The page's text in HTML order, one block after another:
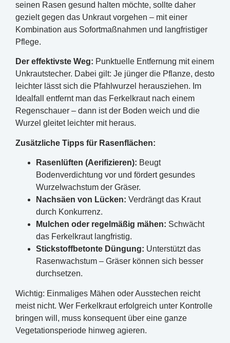
seinen Rasen gesund halten möchte, sollte daher
gezielt gegen das Unkraut vorgehen – mit einer
Kombination aus Sofortmaßnahmen und langfristiger
Pflege.
Der effektivste Weg: Punktuelle Entfernung mit einem
Unkrautstecher. Dabei gilt: Je jünger die Pflanze, desto
leichter lässt sich die Pfahlwurzel herausziehen. Im
Idealfall entfernt man das Ferkelkraut nach einem
Regenschauer – dann ist der Boden weich und die
Wurzel gleitet leichter mit heraus.
Zusätzliche Tipps für Rasenflächen:
Rasenlüften (Aerifizieren): Beugt
Bodenverdichtung vor und fördert gesundes
Wurzelwachstum der Gräser.
Nachsäen von Lücken: Verdrängt das Kraut
durch Konkurrenz.
Mulchen oder regelmäßig mähen: Schwächt
das Ferkelkraut langfristig.
Stickstoffbetonte Düngung: Unterstützt das
Rasenwachstum – Gräser können sich besser
durchsetzen.
Wichtig: Einmaliges Mähen oder Ausstechen reicht
meist nicht. Wer Ferkelkraut erfolgreich unter Kontrolle
bringen will, muss konsequent über eine ganze
Vegetationsperiode hinweg agieren.